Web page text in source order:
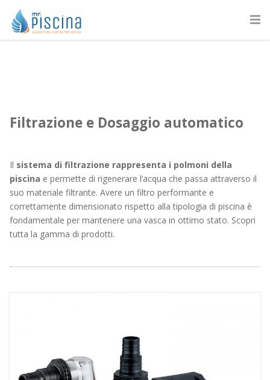
Filtrazione e Dosaggio automatico
Il sistema di filtrazione rappresenta i polmoni della
piscina e permette di rigenerare l’acqua che passa attraverso il
suo materiale filtrante. Avere un filtro performante e
correttamente dimensionato rispetto alla tipologia di piscina è
fondamentale per mantenere una vasca in ottimo stato. Scopri
tutta la gamma di prodotti.